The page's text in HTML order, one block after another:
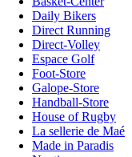
Daily Bikers
Direct Running
Direct-Volley
Espace Golf
Foot-Store
Galope-Store
Handball-Store
House of Rugby
La sellerie de Maé
Made in Paradis